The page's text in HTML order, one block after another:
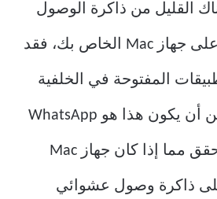
القليل من ذاكرة الوصول
العشوائي المجانية على جهاز Mac الخاص بك، فقد
المفتوحة في الخلفية
لتحرير الذاكرة. يمكن أن يكون هذا هو WhatsApp
في حالتك. للتأكد، تحقق مما إذا كان جهاز Mac
ذاكرة وصول عشوائي